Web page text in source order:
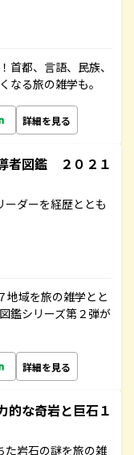
首都、言語、民族、
なる旅の雑学も。
詳細を見る
者図鑑 ２０２１
ーダーを経歴ととも
地域を旅の雑学とと
鑑シリーズ第２弾が
詳細を見る
な奇岩と巨石１
た岩石の謎を旅の雑